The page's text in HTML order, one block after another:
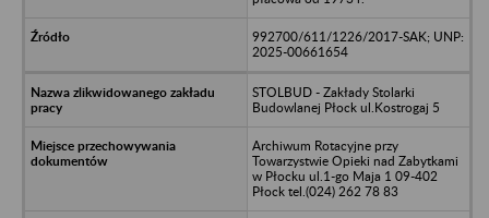
992700/611/1226/2017-SAK; UNP:
2025-00661654
STOLBUD - Zakłady Stolarki
Budowlanej Płock ul.Kostrogaj 5
Archiwum Rotacyjne przy
Towarzystwie Opieki nad Zabytkami
w Płocku ul.1-go Maja 1 09-402
Płock tel.(024) 262 78 83